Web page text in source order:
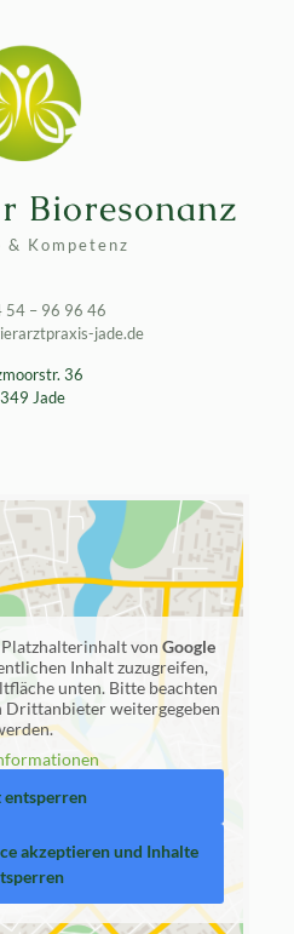
Bioresonanz
& Kompetenz
54 – 96 96 46
jade.de
36
Jade
Platzhalterinhalt vonGoogle
Inhalt zuzugreifen,
unten. Bitte beachten
Drittanbieter weitergegeben
entsperren
akzeptieren und Inhalte